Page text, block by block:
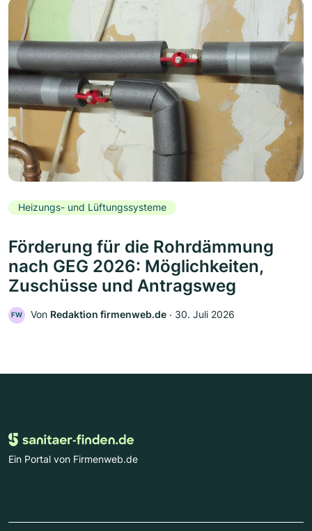
Heizungs- und Lüftungssysteme
Förderung für die Rohrdämmung
nach GEG 2026: Möglichkeiten,
Zuschüsse und Antragsweg
FW Von Redaktion firmenweb.de ‧ 30. Juli 2026
Ein Portal von Firmenweb.de